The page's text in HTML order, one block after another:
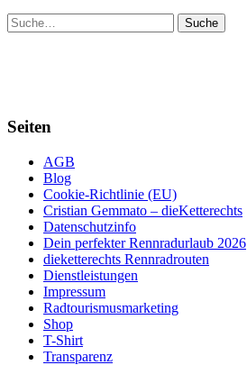
Suche
Seiten
AGB
Blog
Cookie-Richtlinie (EU)
Cristian Gemmato – dieKetterechts
Datenschutzinfo
Dein perfekter Rennradurlaub 2026
dieketterechts Rennradrouten
Dienstleistungen
Impressum
Radtourismusmarketing
Shop
T-Shirt
Transparenz